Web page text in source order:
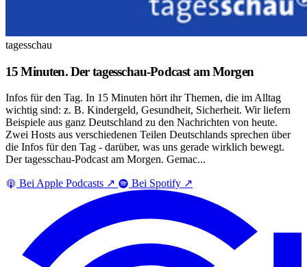
tagesschau
15 Minuten. Der tagesschau-Podcast am Morgen
Infos für den Tag. In 15 Minuten hört ihr Themen, die im Alltag
wichtig sind: z. B. Kindergeld, Gesundheit, Sicherheit. Wir liefern
Beispiele aus ganz Deutschland zu den Nachrichten von heute.
Zwei Hosts aus verschiedenen Teilen Deutschlands sprechen über
die Infos für den Tag - darüber, was uns gerade wirklich bewegt.
Der tagesschau-Podcast am Morgen. Gemac...
Bei Apple Podcasts ↗ Bei Spotify ↗